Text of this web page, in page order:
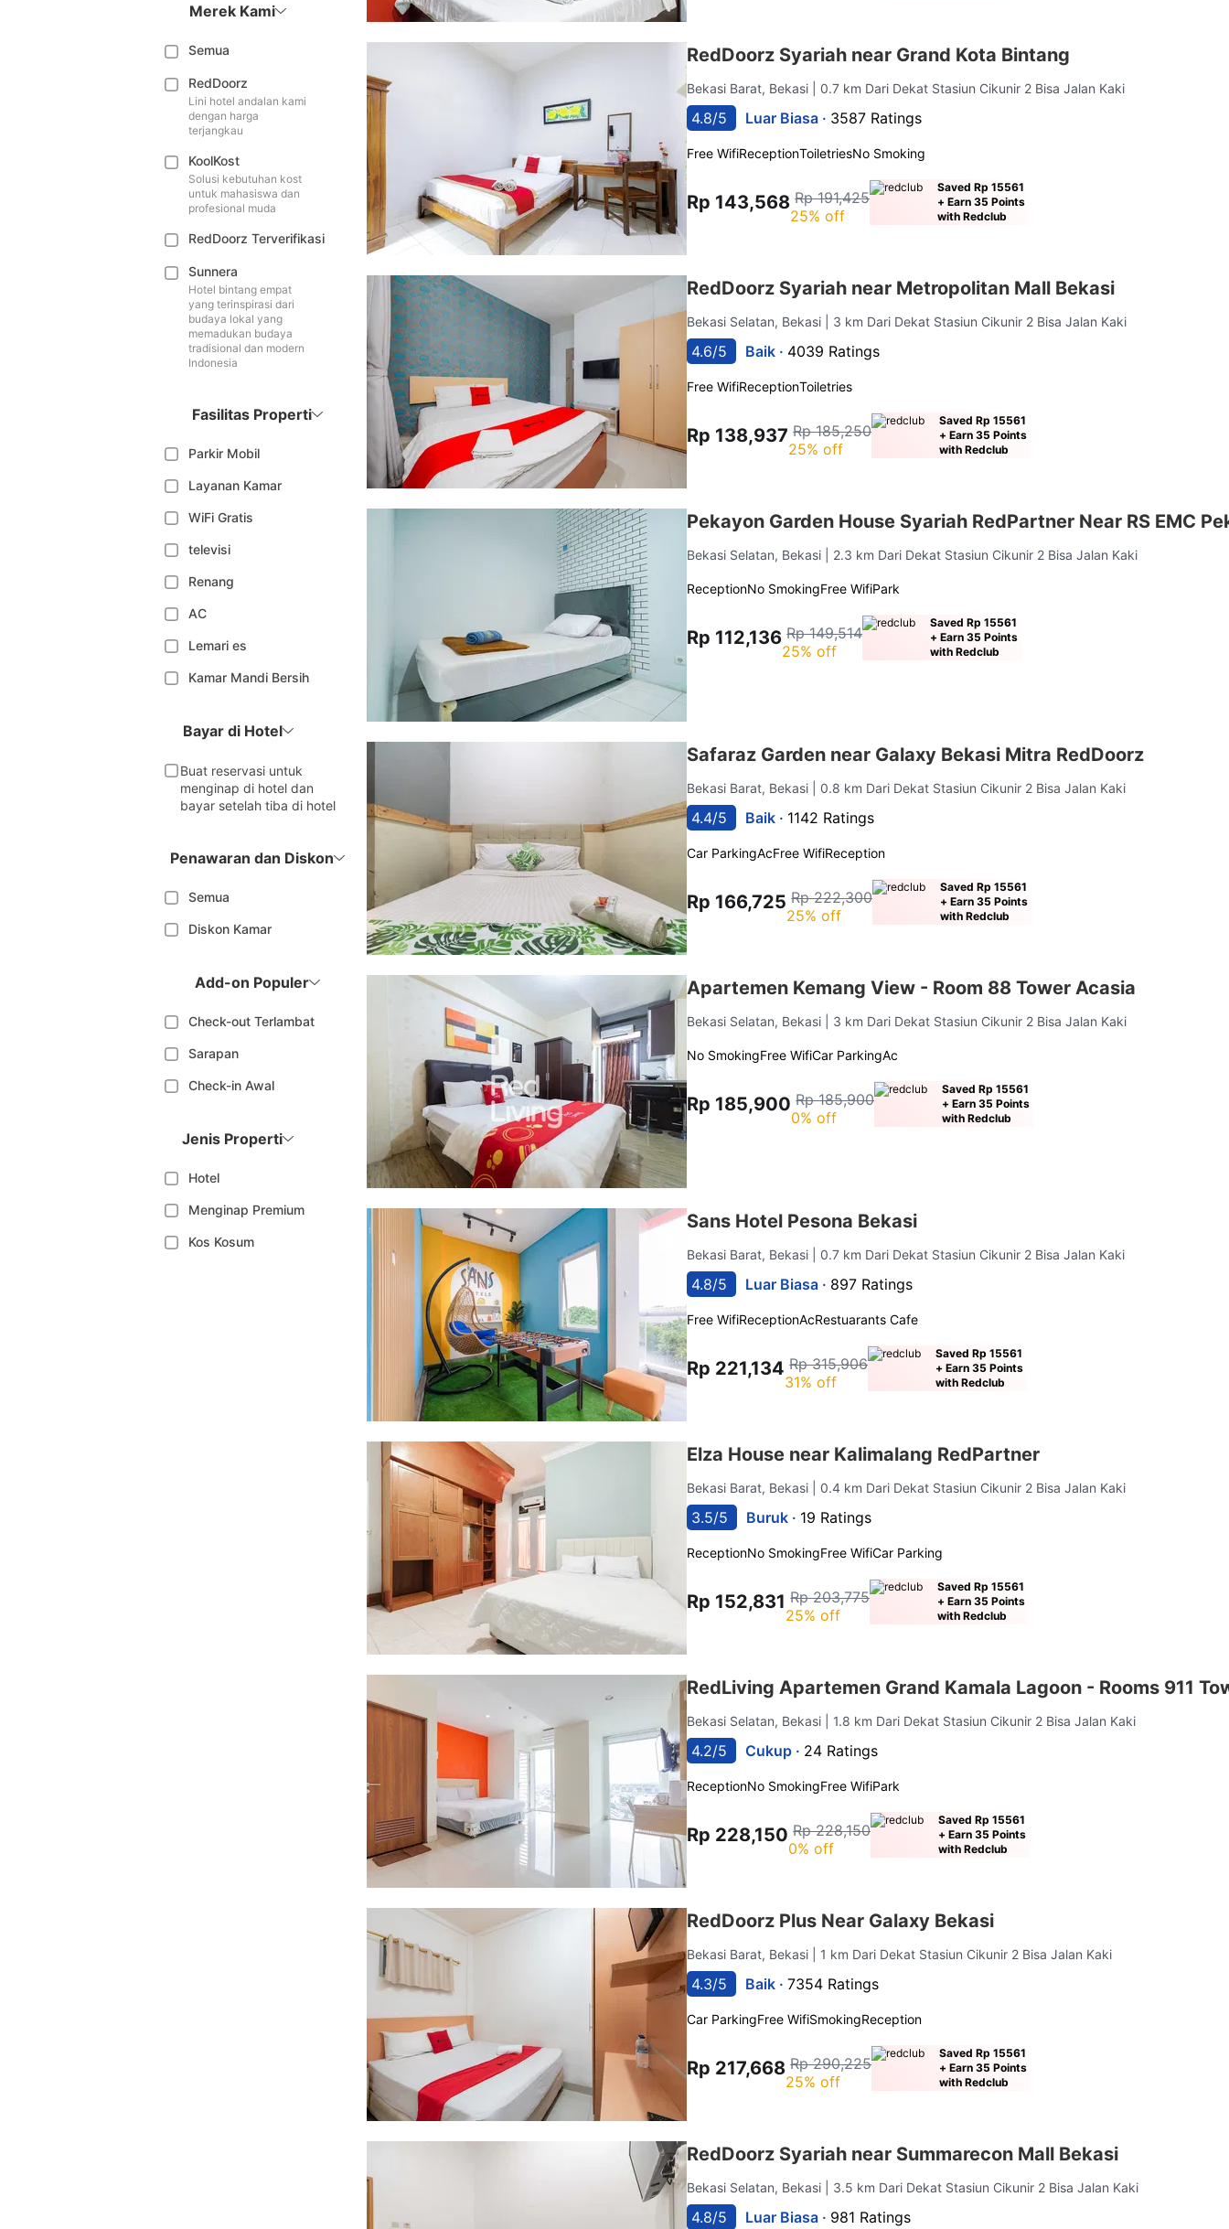
Merek Kami
Semua
RedDoorz
Lini hotel andalan kami
dengan harga
terjangkau
KoolKost
Solusi kebutuhan kost
untuk mahasiswa dan
profesional muda
RedDoorz Terverifikasi
Sunnera
Hotel bintang empat
yang terinspirasi dari
budaya lokal yang
memadukan budaya
tradisional dan modern
Indonesia
Fasilitas Properti
Parkir Mobil
Layanan Kamar
WiFi Gratis
televisi
Renang
AC
Lemari es
Kamar Mandi Bersih
Bayar di Hotel
Buat reservasi untuk
menginap di hotel dan
bayar setelah tiba di hotel
Penawaran dan Diskon
Semua
Diskon Kamar
Add-on Populer
Check-out Terlambat
Sarapan
Check-in Awal
Jenis Properti
Hotel
Menginap Premium
Kos Kosum
RedDoorz Syariah near Grand Kota Bintang
Bekasi Barat, Bekasi | 0.7 km Dari Dekat Stasiun Cikunir 2 Bisa Jalan Kaki
4.8/5 Luar Biasa · 3587 Ratings
Free WifiReceptionToiletriesNo Smoking
Rp 143,568 Rp 191,425
25% off
Saved Rp 15561
+ Earn 35 Points
with Redclub
RedDoorz Syariah near Metropolitan Mall Bekasi
Bekasi Selatan, Bekasi | 3 km Dari Dekat Stasiun Cikunir 2 Bisa Jalan Kaki
4.6/5 Baik · 4039 Ratings
Free WifiReceptionToiletries
Rp 138,937 Rp 185,250
25% off
Saved Rp 15561
+ Earn 35 Points
with Redclub
Pekayon Garden House Syariah RedPartner Near RS EMC
Bekasi Selatan, Bekasi | 2.3 km Dari Dekat Stasiun Cikunir 2 Bisa Jalan Kaki
ReceptionNo SmokingFree WifiPark
Rp 112,136 Rp 149,514
25% off
Saved Rp 15561
+ Earn 35 Points
with Redclub
Safaraz Garden near Galaxy Bekasi Mitra RedDoorz
Bekasi Barat, Bekasi | 0.8 km Dari Dekat Stasiun Cikunir 2 Bisa Jalan Kaki
4.4/5 Baik · 1142 Ratings
Car ParkingAcFree WifiReception
Rp 166,725 Rp 222,300
25% off
Saved Rp 15561
+ Earn 35 Points
with Redclub
Apartemen Kemang View - Room 88 Tower Acasia
Bekasi Selatan, Bekasi | 3 km Dari Dekat Stasiun Cikunir 2 Bisa Jalan Kaki
No SmokingFree WifiCar ParkingAc
Rp 185,900 Rp 185,900
0% off
Saved Rp 15561
+ Earn 35 Points
with Redclub
Sans Hotel Pesona Bekasi
Bekasi Barat, Bekasi | 0.7 km Dari Dekat Stasiun Cikunir 2 Bisa Jalan Kaki
4.8/5 Luar Biasa · 897 Ratings
Free WifiReceptionAcRestuarants Cafe
Rp 221,134 Rp 315,906
31% off
Saved Rp 15561
+ Earn 35 Points
with Redclub
Elza House near Kalimalang RedPartner
Bekasi Barat, Bekasi | 0.4 km Dari Dekat Stasiun Cikunir 2 Bisa Jalan Kaki
3.5/5 Buruk · 19 Ratings
ReceptionNo SmokingFree WifiCar Parking
Rp 152,831 Rp 203,775
25% off
Saved Rp 15561
+ Earn 35 Points
with Redclub
RedLiving Apartemen Grand Kamala Lagoon - Rooms 911
Bekasi Selatan, Bekasi | 1.8 km Dari Dekat Stasiun Cikunir 2 Bisa Jalan Kaki
4.2/5 Cukup · 24 Ratings
ReceptionNo SmokingFree WifiPark
Rp 228,150 Rp 228,150
0% off
Saved Rp 15561
+ Earn 35 Points
with Redclub
RedDoorz Plus Near Galaxy Bekasi
Bekasi Barat, Bekasi | 1 km Dari Dekat Stasiun Cikunir 2 Bisa Jalan Kaki
4.3/5 Baik ·7354 Ratings
Car ParkingFree WifiSmokingReception
Rp 217,668 Rp 290,225
25% off
Saved Rp 15561
+ Earn 35 Points
with Redclub
RedDoorz Syariah near Summarecon Mall Bekasi
Bekasi Selatan, Bekasi | 3.5 km Dari Dekat Stasiun Cikunir 2 Bisa Jalan Kaki
4.8/5 Luar Biasa · 981 Ratings